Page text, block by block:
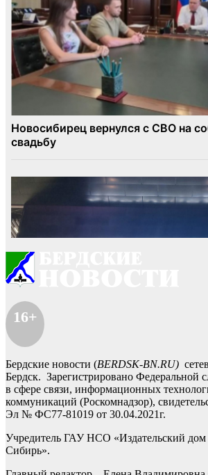
16+
Бердские новости (BERDSK-BN.RU)
Бердск. Зарегистрировано Федеральной
в сфере связи, информационных
коммуникаций (Роскомнадзор),
Эл № ФС77-81019 от 30.04.2021г.
Учредитель ГАУ НСО «Издательский дом
Сибирь».